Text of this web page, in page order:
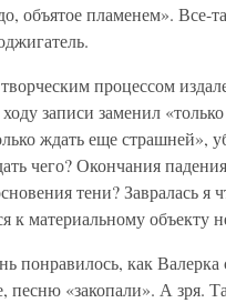
объятое пламенем». Все-
процессом
записи заменил
ждать еще страшней»,
чего? Окончания
тени? Завралась я
к материальному объекту
понравилось, как Валерка
«закопали». А зря.